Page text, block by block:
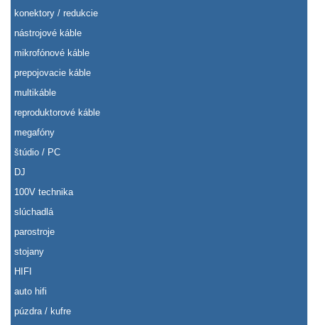
konektory / redukcie
nástrojové káble
mikrofónové káble
prepojovacie káble
multikáble
reproduktorové káble
megafóny
štúdio / PC
DJ
100V technika
slúchadlá
parostroje
stojany
HIFI
auto hifi
púzdra / kufre